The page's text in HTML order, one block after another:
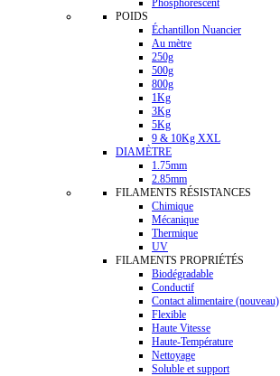
Phosphorescent
POIDS
Échantillon Nuancier
Au mètre
250g
500g
800g
1Kg
3Kg
5Kg
9 & 10Kg XXL
DIAMÈTRE
1.75mm
2.85mm
FILAMENTS RÉSISTANCES
Chimique
Mécanique
Thermique
UV
FILAMENTS PROPRIÉTÉS
Biodégradable
Conductif
Contact alimentaire (nouveau)
Flexible
Haute Vitesse
Haute-Température
Nettoyage
Soluble et support